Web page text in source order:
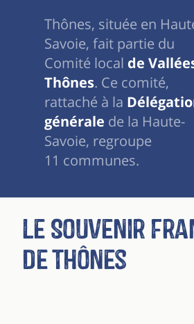
Thônes, située en
Savoie, fait partie du
Comité local de
Thônes. Ce comité,
rattaché à la
générale de la Haute-
Savoie, regroupe
11 communes.
Le Souvenir
de Thônes